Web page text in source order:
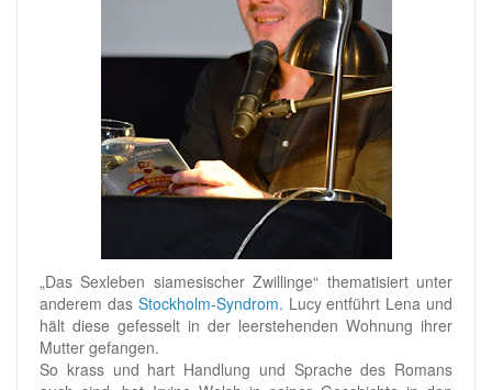
„Das Sexleben siamesischer Zwillinge“ thematisiert unter
anderem das Stockholm-Syndrom. Lucy entführt Lena und
hält diese gefesselt in der leerstehenden Wohnung ihrer
Mutter gefangen.
So krass und hart Handlung und Sprache des Romans